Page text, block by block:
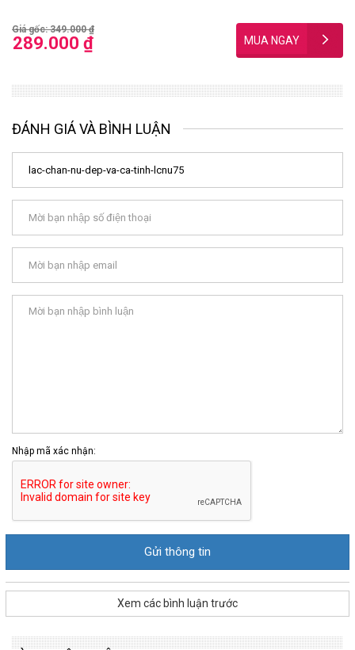
Giá gốc: 349.000 ₫
289.000 ₫
ĐÁNH GIÁ VÀ BÌNH LUẬN
Nhập mã xác nhận:
Xem các bình luận trước